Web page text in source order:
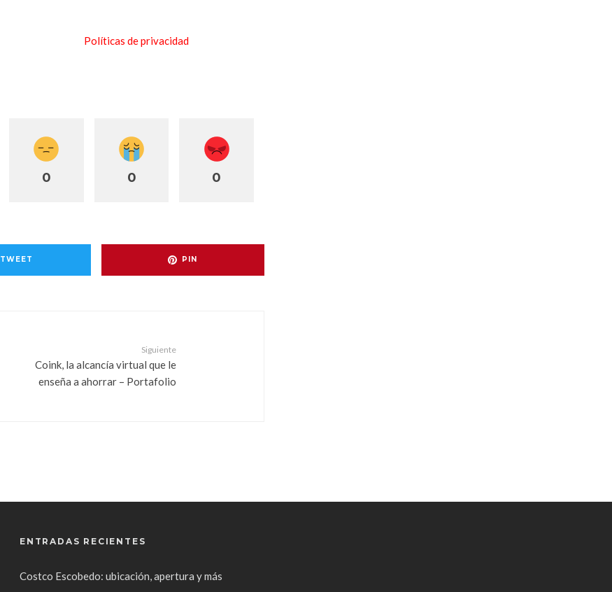
Políticas de privacidad
0 0 0
TWEET PIN
Siguiente
Coink, la alcancía virtual que le
enseña a ahorrar – Portafolio
ENTRADAS RECIENTES
Costco Escobedo: ubicación, apertura y más